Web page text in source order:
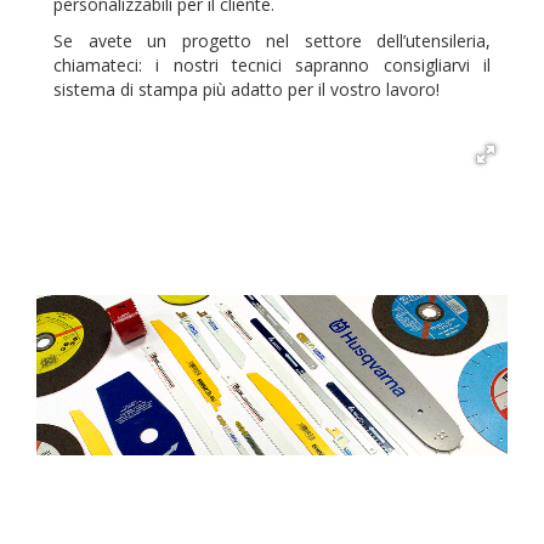
Se avete un progetto nel settore dell’utensileria,
chiamateci: i nostri tecnici sapranno consigliarvi il
sistema di stampa più adatto per il vostro lavoro!